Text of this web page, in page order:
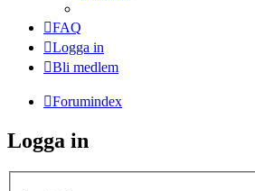
FAQ
Logga in
Bli medlem
Forumindex
Logga in